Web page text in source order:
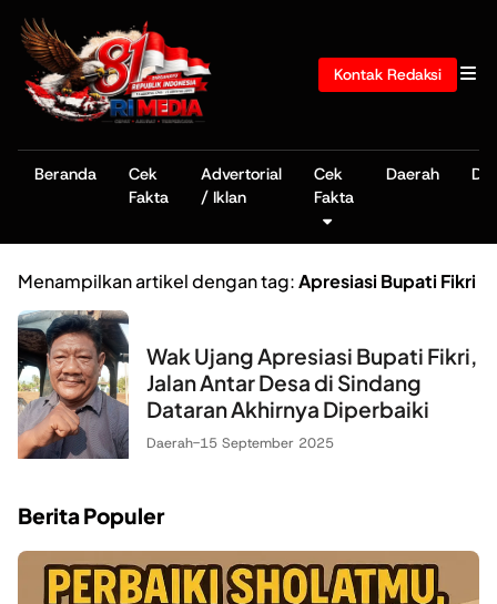
Kontak Redaksi
Beranda
Cek
Fakta
Advertorial
/ Iklan
Cek
Fakta
Daerah
Menampilkan artikel dengan tag:Apresiasi Bupati Fikri
Wak Ujang Apresiasi Bupati Fikri,
Jalan Antar Desa di Sindang
Dataran Akhirnya Diperbaiki
Daerah-15 September 2025
Berita Populer